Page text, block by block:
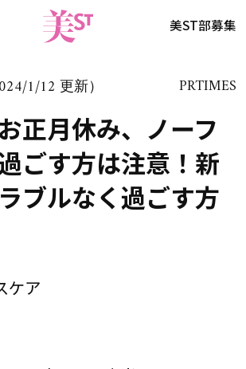
美ST部募集
1/12 更新） PRTIMES
正月休み、ノーフ
ごす方は注意！新
ブルなく過ごす方
ケア